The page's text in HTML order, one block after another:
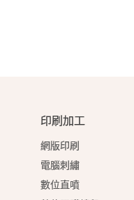
印刷加工
網版印刷
電腦刺繡
數位直噴